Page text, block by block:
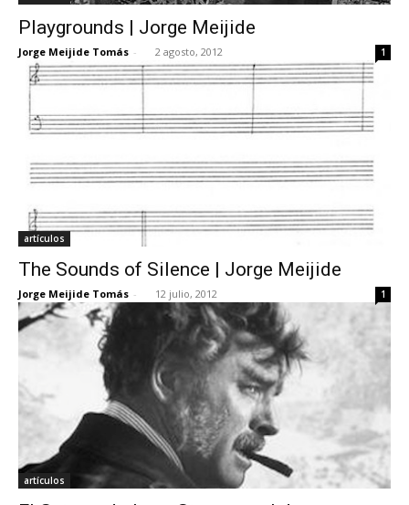
Playgrounds | Jorge Meijide
Jorge Meijide Tomás - 2 agosto, 2012 1
artículos
The Sounds of Silence | Jorge Meijide
Jorge Meijide Tomás - 12 julio, 2012 1
artículos